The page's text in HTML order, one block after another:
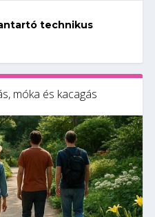
technikus
móka és kacagás